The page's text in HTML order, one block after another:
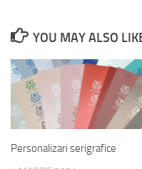
YOU MAY ALSO
Personalizari serigrafice